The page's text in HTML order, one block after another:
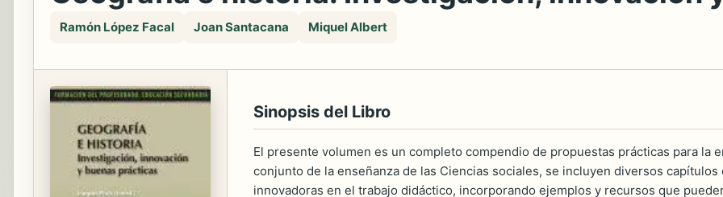
Ramón López Facal Joan Santacana Miquel Albert
Sinopsis del Libro
El presente volumen es un completo compendio de propuestas prácticas para la
conjunto de la enseñanza de las Ciencias sociales, se incluyen diversos
innovadoras en el trabajo didáctico, incorporando ejemplos y recursos que